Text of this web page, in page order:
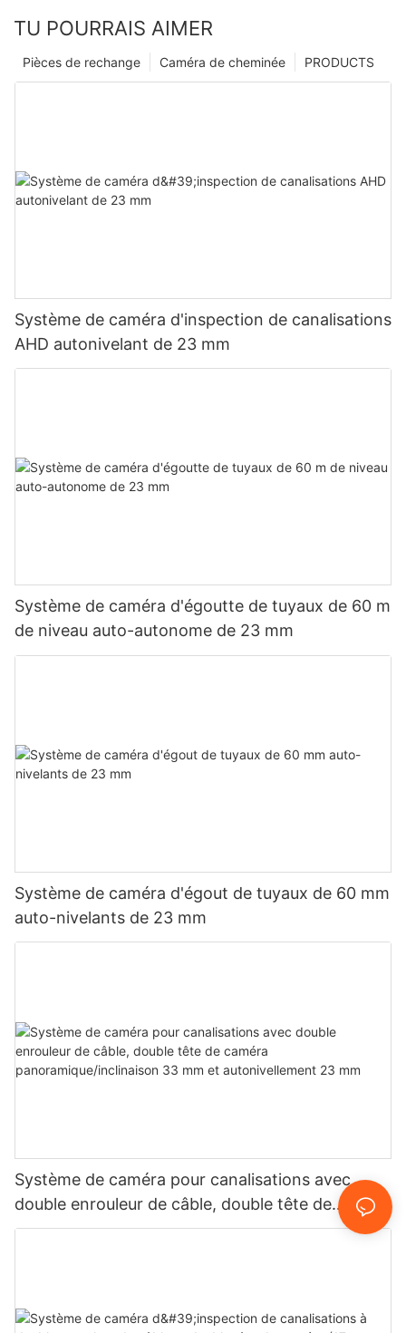
TU POURRAIS AIMER
PRODUCTS
Caméra de cheminée
Pièces de rechange
Système de caméra d'inspection de canalisations
AHD autonivelant de 23 mm
Système de caméra d'égoutte de tuyaux de 60 m
de niveau auto-autonome de 23 mm
Système de caméra d'égout de tuyaux de 60 mm
auto-nivelants de 23 mm
Système de caméra pour canalisations avec
double enrouleur de câble, double tête de
caméra panoramique/inclinaison 33 mm et